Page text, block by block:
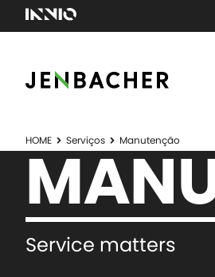
HOME Serviços Manutenção
Service matters